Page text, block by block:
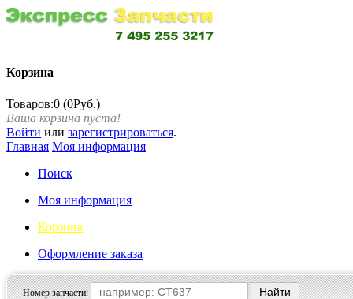
Корзина
Товаров:0 (0Руб.)
Ваша корзина пуста!
Войти или зарегистрироваться.
Главная Моя информация
Поиск
Моя информация
Корзина
Оформление заказа
Номер запчасти: